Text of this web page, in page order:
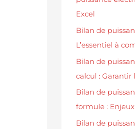
Excel
Bilan de
L’essentiel à
Bilan de
calcul :
Bilan de
formule :
Bilan de